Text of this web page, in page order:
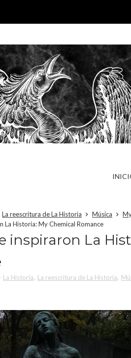
La reescritura de La Historia Música
La Historia: My Chemical Romance
inspiraron La
La Historia, La reescritura de La Historia,